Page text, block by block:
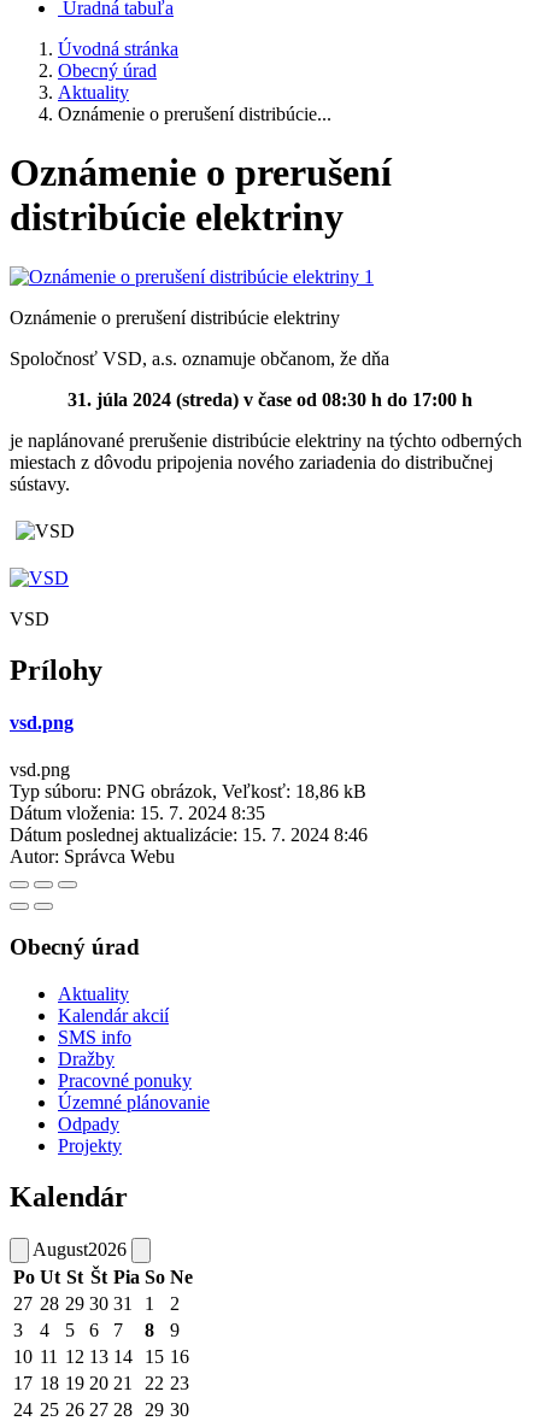
Úradná tabuľa
Úvodná stránka
Obecný úrad
Aktuality
Oznámenie o prerušení distribúcie...
Oznámenie o prerušení
distribúcie elektriny
Oznámenie o prerušení distribúcie elektriny
Spoločnosť VSD, a.s. oznamuje občanom, že dňa
31. júla 2024 (streda) v čase od 08:30 h do 17:00 h
je naplánované prerušenie distribúcie elektriny na týchto odberných
miestach z dôvodu pripojenia nového zariadenia do distribučnej
sústavy.
VSD
Prílohy
vsd.png
vsd.png
Typ súboru: PNG obrázok, Veľkosť: 18,86 kB
Dátum vloženia: 15. 7. 2024 8:35
Dátum poslednej aktualizácie: 15. 7. 2024 8:46
Autor: Správca Webu
Obecný úrad
Aktuality
Kalendár akcií
SMS info
Dražby
Pracovné ponuky
Územné plánovanie
Odpady
Projekty
Kalendár
August2026
Po Ut St Št Pia So Ne
27 28 29 30 31 1
2
3
4 5 6 7 8
9
10 11 12 13 14 15 16
17 18 19 20 21 22 23
24 25 26 27 28 29 30